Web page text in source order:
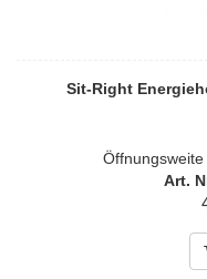
Sit-Right
Art.